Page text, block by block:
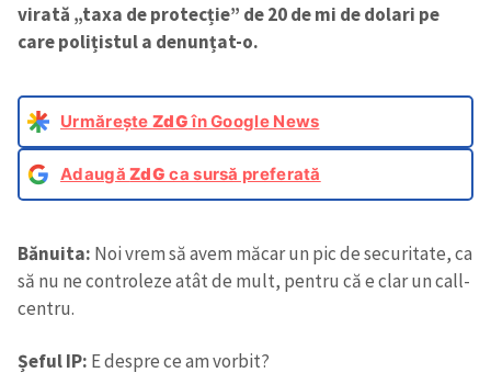
virată „taxa de protecție” de 20 de mi de dolari pe
care polițistul a denunțat-o.
Urmărește ZdGîn Google News
AdaugăZdG ca sursă preferată
Bănuita: Noi vrem să avem măcar un pic de securitate, ca
să nu ne controleze atât de mult, pentru că e clar un call-
centru.
Șeful IP: E despre ce am vorbit?